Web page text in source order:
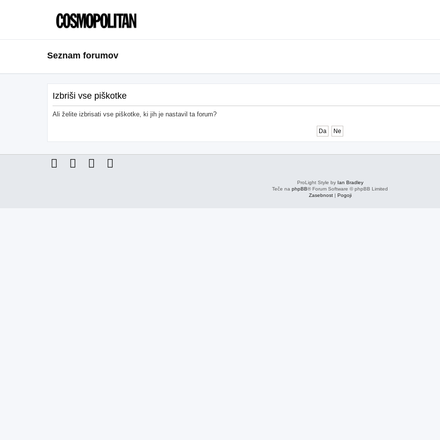
Seznam forumov
Izbriši vse piškotke
Ali želite izbrisati vse piškotke, ki jih je nastavil ta forum?
ProLight Style by Ian Bradley
Teče na phpBB® Forum Software © phpBB Limited
Zasebnost| Pogoji